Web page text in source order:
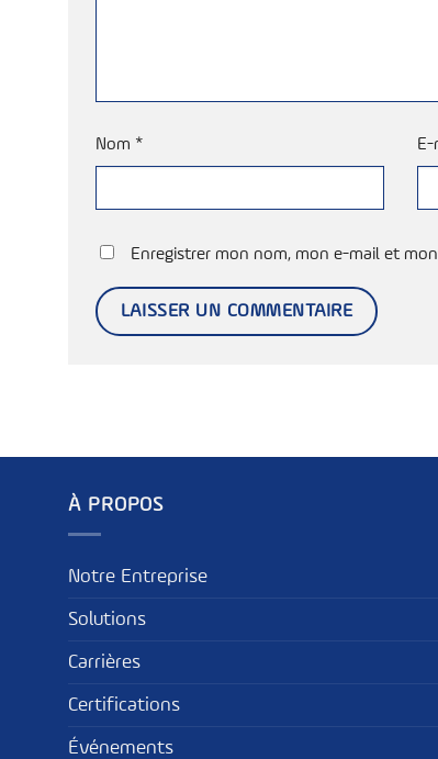
Nom * E-
Enregistrer mon nom, mon e-mail et
À PROPOS
Notre Entreprise
Solutions
Carrières
Certifications
Événements